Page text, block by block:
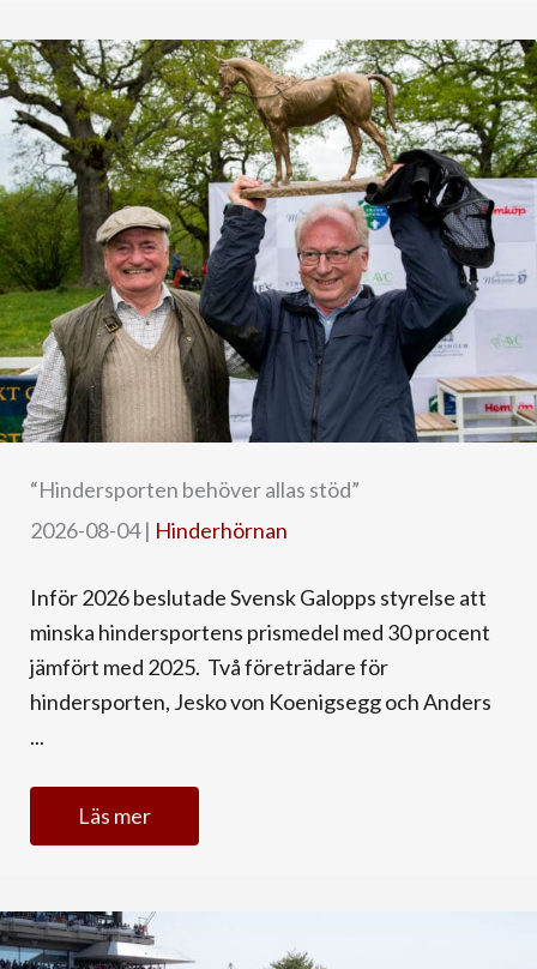
“Hindersporten behöver allas stöd”
2026-08-04| Hinderhörnan
Inför 2026 beslutade Svensk Galopps styrelse att
minska hindersportens prismedel med 30 procent
jämfört med 2025. Två företrädare för
hindersporten, Jesko von Koenigsegg och Anders
...
Läs mer